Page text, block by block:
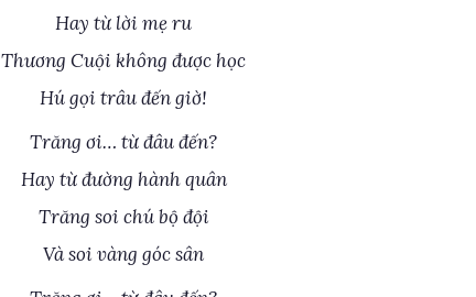
Hay từ lời mẹ ru
Thương Cuội không được học
Hú gọi trâu đến giờ!
Trăng ơi… từ đâu đến?
Hay từ đường hành quân
Trăng soi chú bộ đội
Và soi vàng góc sân